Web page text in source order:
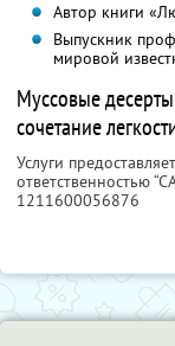
Автор книги
Выпускник
мировой
Муссовые
сочетание
Услуги
ответственностью
1211600056876